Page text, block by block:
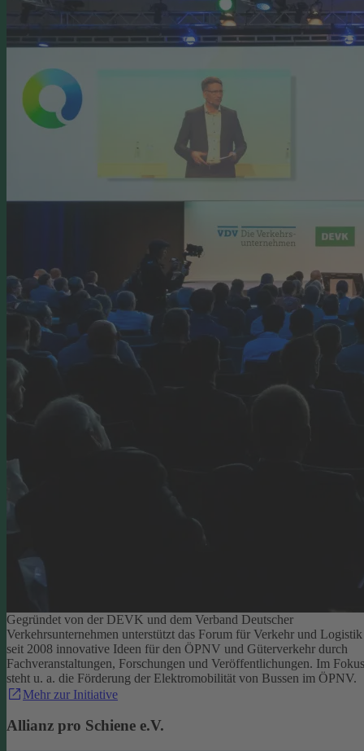
Gegründet von der DEVK und dem Verband Deutscher
Verkehrsunternehmen unterstützt das Forum für Verkehr und Logistik
seit 2008 innovative Ideen für den ÖPNV und Güterverkehr durch
Fachveranstaltungen, Forschungen und Veröffentlichungen. Im Fokus
steht u. a. die Förderung der Elektromobilität von Bussen im ÖPNV.
Mehr zur Initiative
Allianz pro Schiene e.V.